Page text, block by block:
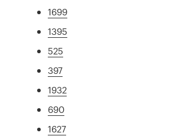
1699
1395
525
397
1932
690
1627